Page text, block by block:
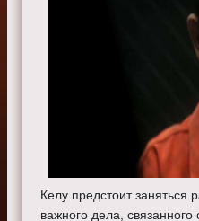
Келу предстоит заняться
важного дела, связанного